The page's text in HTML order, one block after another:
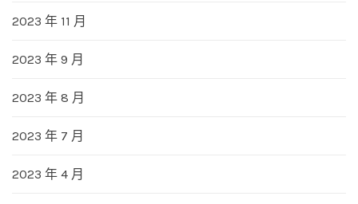
2023 年 11 月
2023 年 9 月
2023 年 8 月
2023 年 7 月
2023 年 4 月